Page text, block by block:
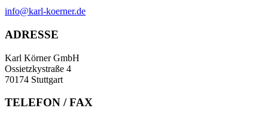
info@karl-koerner.de
ADRESSE
Karl Körner GmbH
Ossietzkystraße 4
70174 Stuttgart
TELEFON / FAX